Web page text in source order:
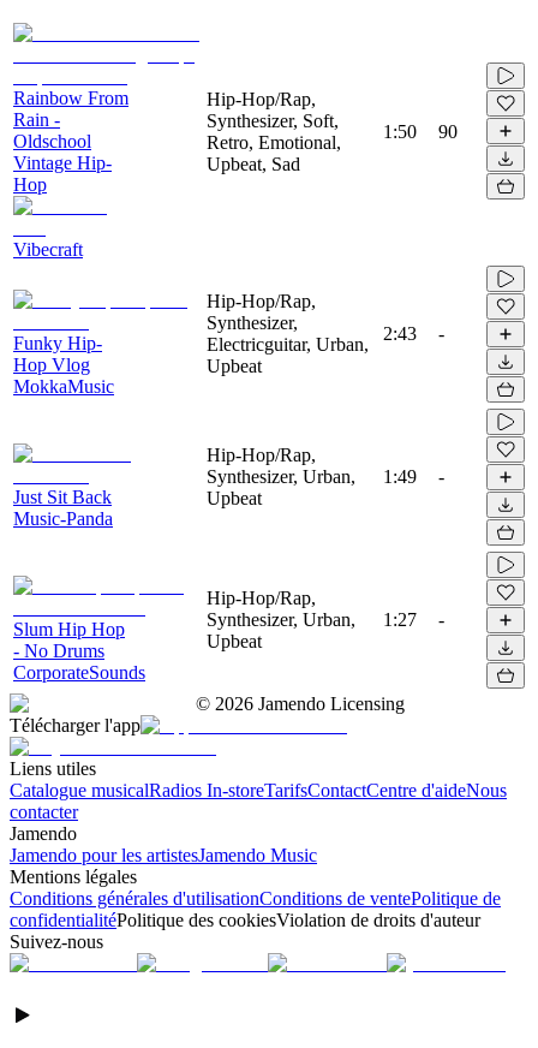
Rainbow From
Rain -
Oldschool
Vintage Hip-
Hop
Vibecraft
Hip-Hop/Rap,
Synthesizer, Soft,
Retro, Emotional,
Upbeat, Sad
1:50 90
Funky Hip-
Hop Vlog
MokkaMusic
Hip-Hop/Rap,
Synthesizer,
Electricguitar, Urban,
Upbeat
2:43 -
Just Sit Back
Music-Panda
Hip-Hop/Rap,
Synthesizer, Urban,
Upbeat
1:49 -
Slum Hip Hop
- No Drums
CorporateSounds
Hip-Hop/Rap,
Synthesizer, Urban,
Upbeat
1:27 -
© 2026 Jamendo Licensing
Télécharger l'app
Liens utiles
Catalogue musicalRadios In-storeTarifsContactCentre d'aideNous
contacter
Jamendo
Jamendo pour les artistesJamendo Music
Mentions légales
Conditions générales d'utilisationConditions de ventePolitique de
confidentialitéPolitique des cookiesViolation de droits d'auteur
Suivez-nous